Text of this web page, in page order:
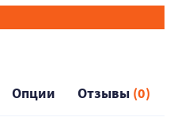
Опции Отзывы (0)